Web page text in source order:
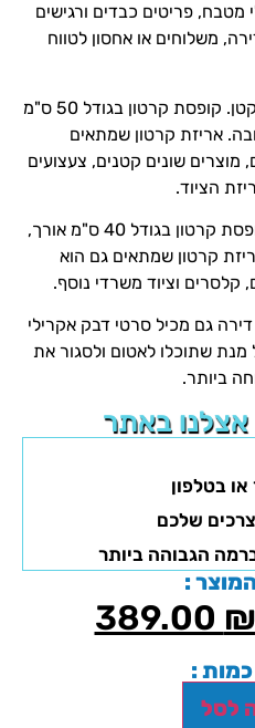
פריטים כבדים ורגישים
משלוחים או אחסון לטווח
קרטון 50 איכותי בגודל בינוני-קטן. קופסת קרטון בגודל 50 ס"מ
רוחב ו35 ס"מ גובה. אריזת קרטון שמתאים
שונים קטנים, צעצועים
הציוד.
קרטון 40 איכותי בגודל קטן. קופסת קרטון בגודל 40 ס"מ אורך,
גובה. אריזת קרטון שמתאים גם הוא
וציוד משרדי נוסף.
גם מכיל סרטי דבק אקרילי
מנת שתוכלו לאטום ולסגור את
ביותר.
אצלנו באתר
בטלפון
שלכם
הגבוהה ביותר
:
389.00 ₪
:
לסל